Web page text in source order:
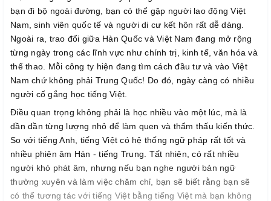
bạn đi bộ ngoài đường, bạn có thể gặp người lao động Việt
Nam, sinh viên quốc tế và người di cư kết hôn rất dễ dàng.
Ngoài ra, trao đổi giữa Hàn Quốc và Việt Nam đang mở rộng
từng ngày trong các lĩnh vực như chính trị, kinh tế, văn hóa và
thể thao. Mỗi công ty hiện đang tìm cách đầu tư và vào Việt
Nam chứ không phải Trung Quốc! Do đó, ngày càng có nhiều
người cố gắng học tiếng Việt.
Điều quan trọng không phải là học nhiều vào một lúc, mà là
dần dần từng lượng nhỏ để làm quen và thẩm thấu kiến thức.
So với tiếng Anh, tiếng Việt có hệ thống ngữ pháp rất tốt và
nhiều phiên âm Hán - tiếng Trung. Tất nhiên, có rất nhiều
người khó phát âm, nhưng nếu bạn nghe người bản ngữ
thường xuyên và làm việc chăm chỉ, bạn sẽ biết rằng bạn sẽ
có thể tương tác với tiếng Việt bằng tiếng Việt mà bạn không